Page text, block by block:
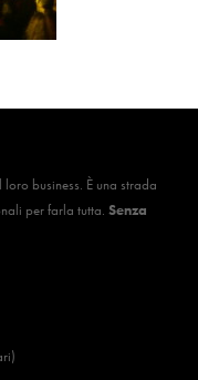
business. È una strada
per farla tutta. Senza